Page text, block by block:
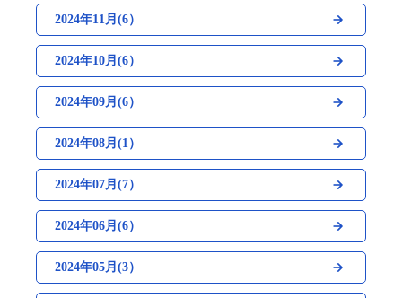
2024年11月(6）
2024年10月(6）
2024年09月(6）
2024年08月(1）
2024年07月(7）
2024年06月(6）
2024年05月(3）